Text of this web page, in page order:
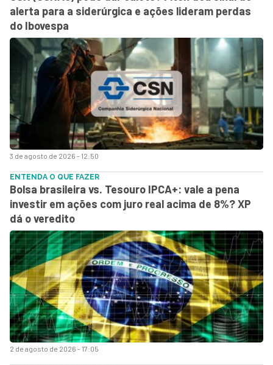
3 de agosto de 2026 - 12:50
alerta para a siderúrgica e ações lideram perdas
do Ibovespa
2 de agosto de 2026 - 17:05
ENTENDA O QUE FAZER
Bolsa brasileira vs. Tesouro IPCA+: vale a pena
investir em ações com juro real acima de 8%? XP
dá o veredito